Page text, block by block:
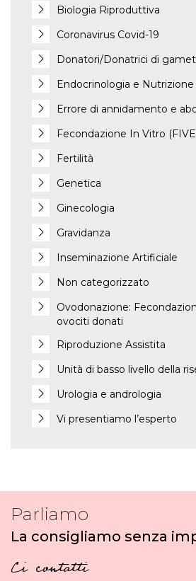
Biologia Riproduttiva
Coronavirus Covid-19
Donatori/Donatrici di
Endocrinologia e Nutrizione
Errore di annidamento e
Fecondazione In Vitro
Fertilità
Genetica
Ginecologia
Gravidanza
Inseminazione Artificiale
Non categorizzato
Ovodonazione:
ovociti donati
Riproduzione Assistita
Unità di basso livello della
Urologia e andrologia
Vi presentiamo l’esperto
Parliamo
La consigliamo senza
Ci contatti